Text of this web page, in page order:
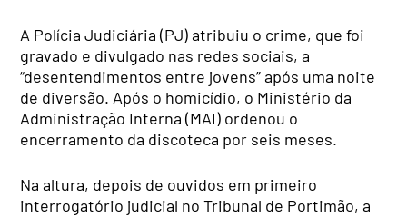
A Polícia Judiciária (PJ) atribuiu o crime, que foi
gravado e divulgado nas redes sociais, a
“desentendimentos entre jovens” após uma noite
de diversão. Após o homicídio, o Ministério da
Administração Interna (MAI) ordenou o
encerramento da discoteca por seis meses.
Na altura, depois de ouvidos em primeiro
interrogatório judicial no Tribunal de Portimão, a